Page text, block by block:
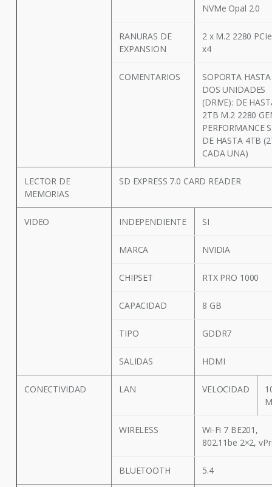
NVMe Opal 2.0
RANURAS DE
EXPANSION
2 x M.2 2280
x4
COMENTARIOS
SOPORTA HASTA
DOS UNIDADES
(DRIVE): DE
2TB M.2 2280
PERFORMANCE
DE HASTA 4TB
CADA UNA)
LECTOR DE
MEMORIAS
SD EXPRESS 7.0 CARD READER
VIDEO INDEPENDIENTE SI
MARCA NVIDIA
CHIPSET RTX PRO 1000
CAPACIDAD 8 GB
TIPO GDDR7
SALIDAS HDMI
CONECTIVIDAD LAN VELOCIDAD
WIRELESS
Wi-Fi 7 BE201,
802.11be 2×2,
BLUETOOTH 5.4